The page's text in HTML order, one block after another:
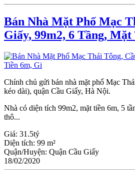
Bán Nhà Mặt Phố Mạc
Giấy, 99m2, 6 Tầng,
Chính chủ gửi bán nhà mặt phố Mạc
kéo dài), quận Cầu Giấy, Hà Nội.
Nhà có diện tích 99m2, mặt tiền 6m, 5
thô...
Giá: 31.5tỷ
Diện tích: 99 m²
Quận/Huyện: Quận Cầu Giấy
18/02/2020